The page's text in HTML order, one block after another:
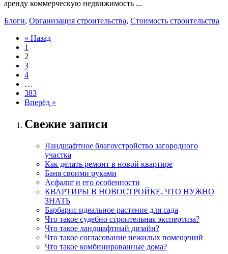
аренду коммерческую недвижимость ...
Блоги, Организация строительства, Стоимость строительства
« Назад
1
2
3
4
…
383
Вперёд »
Свежие записи
Ландшафтное благоустройство загородного
участка
Как делать ремонт в новой квартире
Баня своими руками
Асфальт и его особенности
КВАРТИРЫ В НОВОСТРОЙКЕ, ЧТО НУЖНО
ЗНАТЬ
Барбарис идеальное растение для сада
Что такое судебно строительная экспертиза?
Что такое ландшафтный дизайн?
Что такое согласование нежилых помещений
Что такое комбинированные дома?